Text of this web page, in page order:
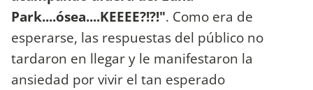
Park....ósea....KEEEE?!?!". Como era de
esperarse, las respuestas del público no
tardaron en llegar y le manifestaron la
ansiedad por vivir el tan esperado